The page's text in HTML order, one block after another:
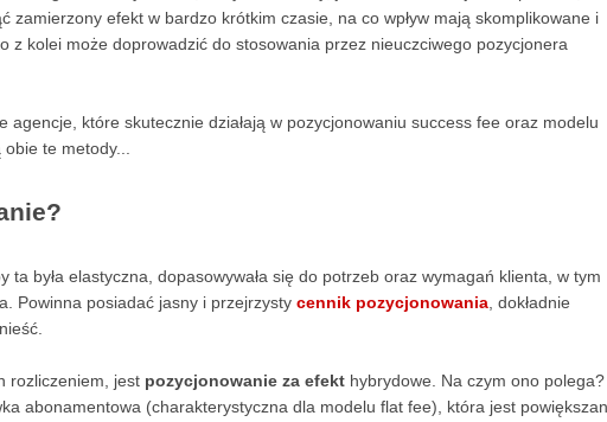
zamierzony efekt w bardzo krótkim czasie, na co wpływ mają skomplikowane i
z kolei może doprowadzić do stosowania przez nieuczciwego pozycjonera
które skutecznie działają w pozycjonowaniu success fee oraz modelu
obie te metody...
była elastyczna, dopasowywała się do potrzeb oraz wymagań klienta, w tym
Powinna posiadać jasny i przejrzysty cennik pozycjonowania, dokładnie
rozliczeniem, jest pozycjonowanie za efekt hybrydowe. Na czym ono polega?
abonamentowa (charakterystyczna dla modelu flat fee), która jest